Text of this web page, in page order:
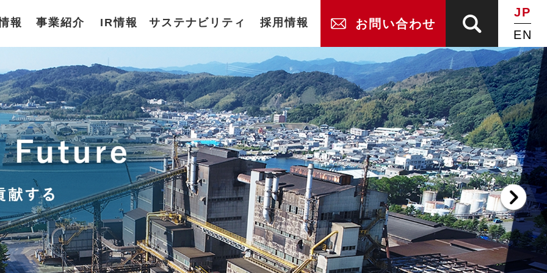
報 事業紹介 IR情報 サステナビリティ 採用情報 お問い合わせ
JP
EN